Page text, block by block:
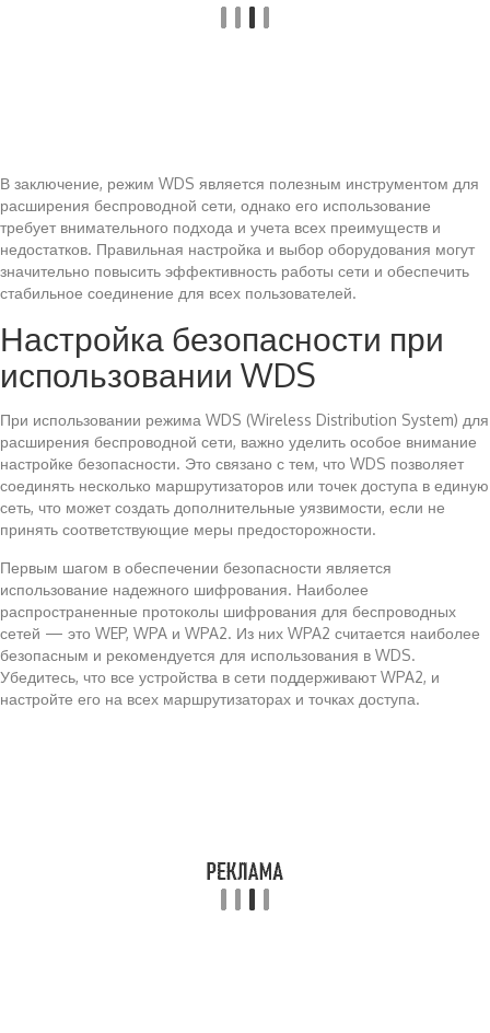
В заключение, режим WDS является полезным инструментом для
расширения беспроводной сети, однако его использование
требует внимательного подхода и учета всех преимуществ и
недостатков. Правильная настройка и выбор оборудования могут
значительно повысить эффективность работы сети и обеспечить
стабильное соединение для всех пользователей.
Настройка безопасности при
использовании WDS
При использовании режима WDS (Wireless Distribution System) для
расширения беспроводной сети, важно уделить особое внимание
настройке безопасности. Это связано с тем, что WDS позволяет
соединять несколько маршрутизаторов или точек доступа в единую
сеть, что может создать дополнительные уязвимости, если не
принять соответствующие меры предосторожности.
Первым шагом в обеспечении безопасности является
использование надежного шифрования. Наиболее
распространенные протоколы шифрования для беспроводных
сетей — это WEP, WPA и WPA2. Из них WPA2 считается наиболее
безопасным и рекомендуется для использования в WDS.
Убедитесь, что все устройства в сети поддерживают WPA2, и
настройте его на всех маршрутизаторах и точках доступа.